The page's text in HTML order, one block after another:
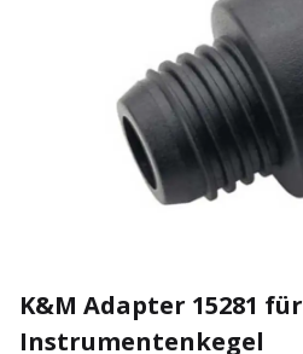
K&M Adapter 15281 für
Instrumentenkegel